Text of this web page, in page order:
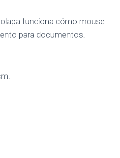
funciona cómo mouse
para documentos.